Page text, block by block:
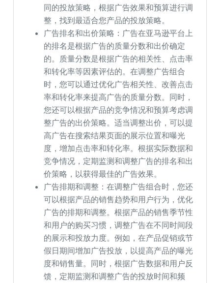
同的投放策略，根据广告效果和预算进行调
整，找到最适合您产品的投放策略。
广告排名和出价策略：广告在亚马逊平台上
的排名是根据广告的质量分数和出价确定
的。质量分数是根据广告的相关性、点击率
和转化率等因素评估的。在调整广告组合
时，您可以通过优化广告相关性、改善点击
率和转化率来提高广告的质量分数。同时，
您还可以根据产品的竞争情况和预算考虑调
整广告的出价策略。适当调整出价，可以提
高广告在搜索结果页面的展示位置和曝光
度，增加点击率和转化率。根据实际数据和
竞争情况，定期监测和调整广告的排名和出
价策略，以获得最佳的广告效果。
广告排期和调整：在调整广告组合时，您还
可以根据产品的销售趋势和用户行为，优化
广告的排期和调整。根据产品的销售季节性
和用户的购买习惯，调整广告在不同时间段
的展示和投放力度。例如，在产品促销或节
假日期间增加广告投放，以提高产品的曝光
度和销售量。同时，根据广告数据和用户反
馈，定期监测和调整广告的投放时间和频